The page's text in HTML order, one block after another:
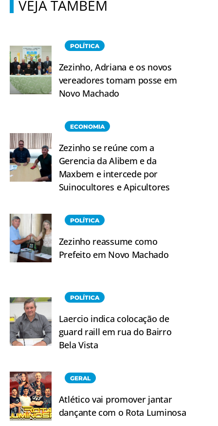
VEJA TAMBÉM
POLÍTICA
Zezinho, Adriana e os novos
vereadores tomam posse em
Novo Machado
ECONOMIA
Zezinho se reúne com a
Gerencia da Alibem e da
Maxbem e intercede por
Suinocultores e Apicultores
POLÍTICA
Zezinho reassume como
Prefeito em Novo Machado
POLÍTICA
Laercio indica colocação de
guard raill em rua do Bairro
Bela Vista
GERAL
Atlético vai promover jantar
dançante com o Rota Luminosa